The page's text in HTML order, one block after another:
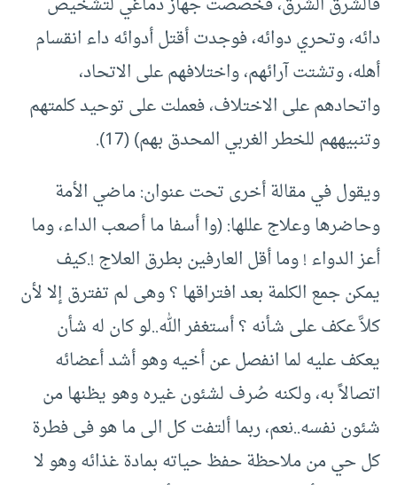
دائه، وتحري دوائه، فوجدت أقتل أدوائه داء انقسام
أهله، وتشتت آرائهم، واختلافهم على الاتحاد،
واتحادهم على الاختلاف، فعملت على توحيد كلمتهم
وتنبيههم للخطر الغربي المحدق بهم) (17).
ويقول في مقالة أخرى تحت عنوان: ماضي الأمة
وحاضرها وعلاج عللها: (وا أسفا ما أصعب الداء، وما
أعز الدواء ! وما أقل العارفين بطرق العلاج !.كيف
يمكن جمع الكلمة بعد افتراقها ؟ وهى لم تفترق إلا لأن
كلاَّ عكف على شأنه ؟ أستغفر الله..لو كان له شأن
يعكف عليه لما انفصل عن أخيه وهو أشد أعضائه
اتصالاً به، ولكنه صُرف لشئون غيره وهو يظنها من
شئون نفسه..نعم، ربما ألتفت كل الى ما هو فى فطرة
كل حي من ملاحظة حفظ حياته بمادة غذائه وهو لا